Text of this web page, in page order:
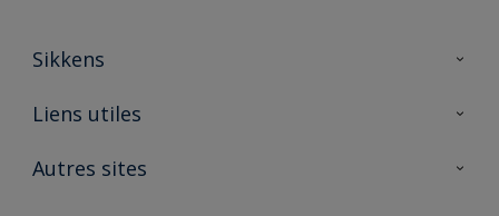
Sikkens
A propos de Sikkens
Liens utiles
Ouvrir un magasin PASS
Autres sites